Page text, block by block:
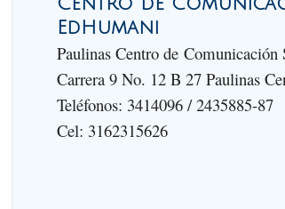
Centro de
EdHumani
Paulinas Centro de Comunicación
Carrera 9 No. 12 B 27 Paulinas
Teléfonos: 3414096 / 2435885-87
Cel: 3162315626